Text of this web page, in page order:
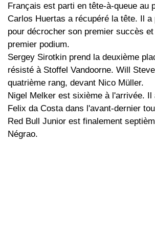
Français est parti en tête-à-queue au
Carlos Huertas a récupéré la tête. Il
pour décrocher son premier succès
premier podium.
Sergey Sirotkin prend la deuxième
résisté à Stoffel Vandoorne. Will
quatrième rang, devant Nico Müller.
Nigel Melker est sixième à l'arrivée. Il
Felix da Costa dans l'avant-dernier
Red Bull Junior est finalement
Négrao.